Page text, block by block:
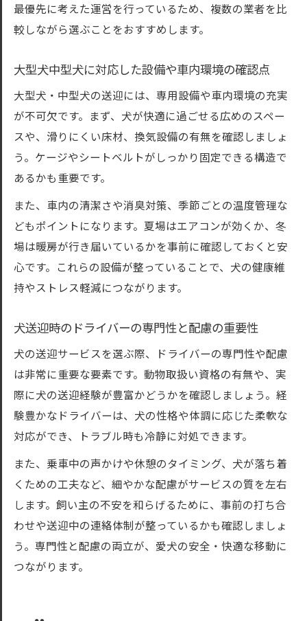
最優先に考えた運営を行っているため、複数の業者を比
較しながら選ぶことをおすすめします。
大型犬中型犬に対応した設備や車内環境の確認点
大型犬・中型犬の送迎には、専用設備や車内環境の充実
が不可欠です。まず、犬が快適に過ごせる広めのスペー
スや、滑りにくい床材、換気設備の有無を確認しましょ
う。ケージやシートベルトがしっかり固定できる構造で
あるかも重要です。
また、車内の清潔さや消臭対策、季節ごとの温度管理な
どもポイントになります。夏場はエアコンが効くか、冬
場は暖房が行き届いているかを事前に確認しておくと安
心です。これらの設備が整っていることで、犬の健康維
持やストレス軽減につながります。
犬送迎時のドライバーの専門性と配慮の重要性
犬の送迎サービスを選ぶ際、ドライバーの専門性や配慮
は非常に重要な要素です。動物取扱い資格の有無や、実
際に犬の送迎経験が豊富かどうかを確認しましょう。経
験豊かなドライバーは、犬の性格や体調に応じた柔軟な
対応ができ、トラブル時も冷静に対処できます。
また、乗車中の声かけや休憩のタイミング、犬が落ち着
くための工夫など、細やかな配慮がサービスの質を左右
します。飼い主の不安を和らげるために、事前の打ち合
わせや送迎中の連絡体制が整っているかも確認しましょ
う。専門性と配慮の両立が、愛犬の安全・快適な移動に
つながります。